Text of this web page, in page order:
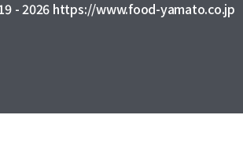
株式会社プラスぽぽぽ
グローバル・ネットワーク事業
- 2026 https://www.food-yamato.co.jp